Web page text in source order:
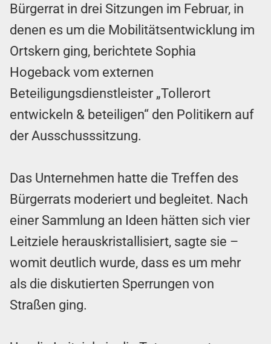
Bürgerrat in drei Sitzungen im Februar, in
denen es um die Mobilitätsentwicklung im
Ortskern ging, berichtete Sophia
Hogeback vom externen
Beteiligungsdienstleister „Tollerort
entwickeln & beteiligen“ den Politikern auf
der Ausschusssitzung.
Das Unternehmen hatte die Treffen des
Bürgerrats moderiert und begleitet. Nach
einer Sammlung an Ideen hätten sich vier
Leitziele herauskristallisiert, sagte sie –
womit deutlich wurde, dass es um mehr
als die diskutierten Sperrungen von
Straßen ging.